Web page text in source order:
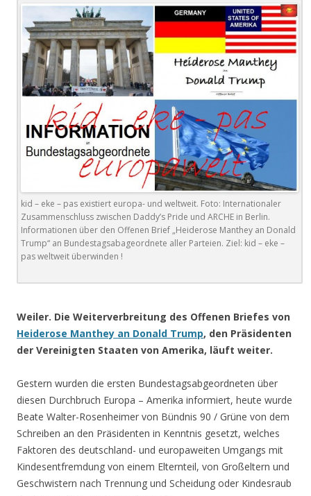
kid – eke – pas existiert europa- und weltweit. Foto: Internationaler
Zusammenschluss zwischen Daddy’s Pride und ARCHE in Berlin.
Informationen über den Offenen Brief „Heiderose Manthey an Donald
Trump“ an Bundestagsabageordnete aller Parteien. Ziel: kid – eke –
pas weltweit überwinden !
Weiler. Die Weiterverbreitung des Offenen Briefes von
Heiderose Manthey an Donald Trump, den Präsidenten
der Vereinigten Staaten von Amerika, läuft weiter.
Gestern wurden die ersten Bundestagsabgeordneten über
diesen Durchbruch Europa – Amerika informiert, heute wurde
Beate Walter-Rosenheimer von Bündnis 90 / Grüne von dem
Schreiben an den Präsidenten in Kenntnis gesetzt, welches
Faktoren des deutschland- und europaweiten Umgangs mit
Kindesentfremdung von einem Elternteil, von Großeltern und
Geschwistern nach Trennung und Scheidung oder Kindesraub